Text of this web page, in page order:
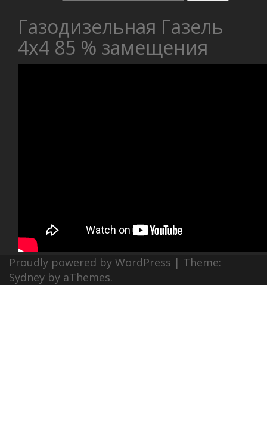
Газодизельная Газель
4х4 85 % замещения
Proudly powered by WordPress | Theme:
Sydney by aThemes.